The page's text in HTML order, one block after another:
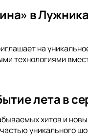
в
на
технологиями
лета в
хитов и
уникального